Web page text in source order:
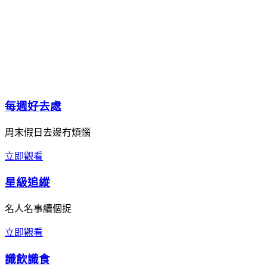
每週好去處
周末假日去邊冇煩惱
立即觀看
星級追縱
名人名事續個捉
立即觀看
識飲識食